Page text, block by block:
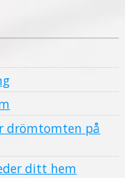
drömtomten på
ditt hem